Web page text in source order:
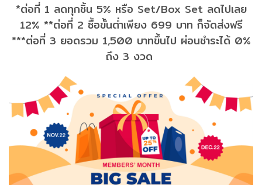
*ต่อที่ 1 ลดทุกชิ้น 5% หรือ Set/Box Set ลดไปเลย
12% **ต่อที่ 2 ซื้อขั้นต่ำเพียง 699 บาท ก็จัดส่งฟรี
***ต่อที่ 3 ยอดรวม 1,500 บาทขึ้นไป ผ่อนชำระได้ 0%
ถึง 3 งวด